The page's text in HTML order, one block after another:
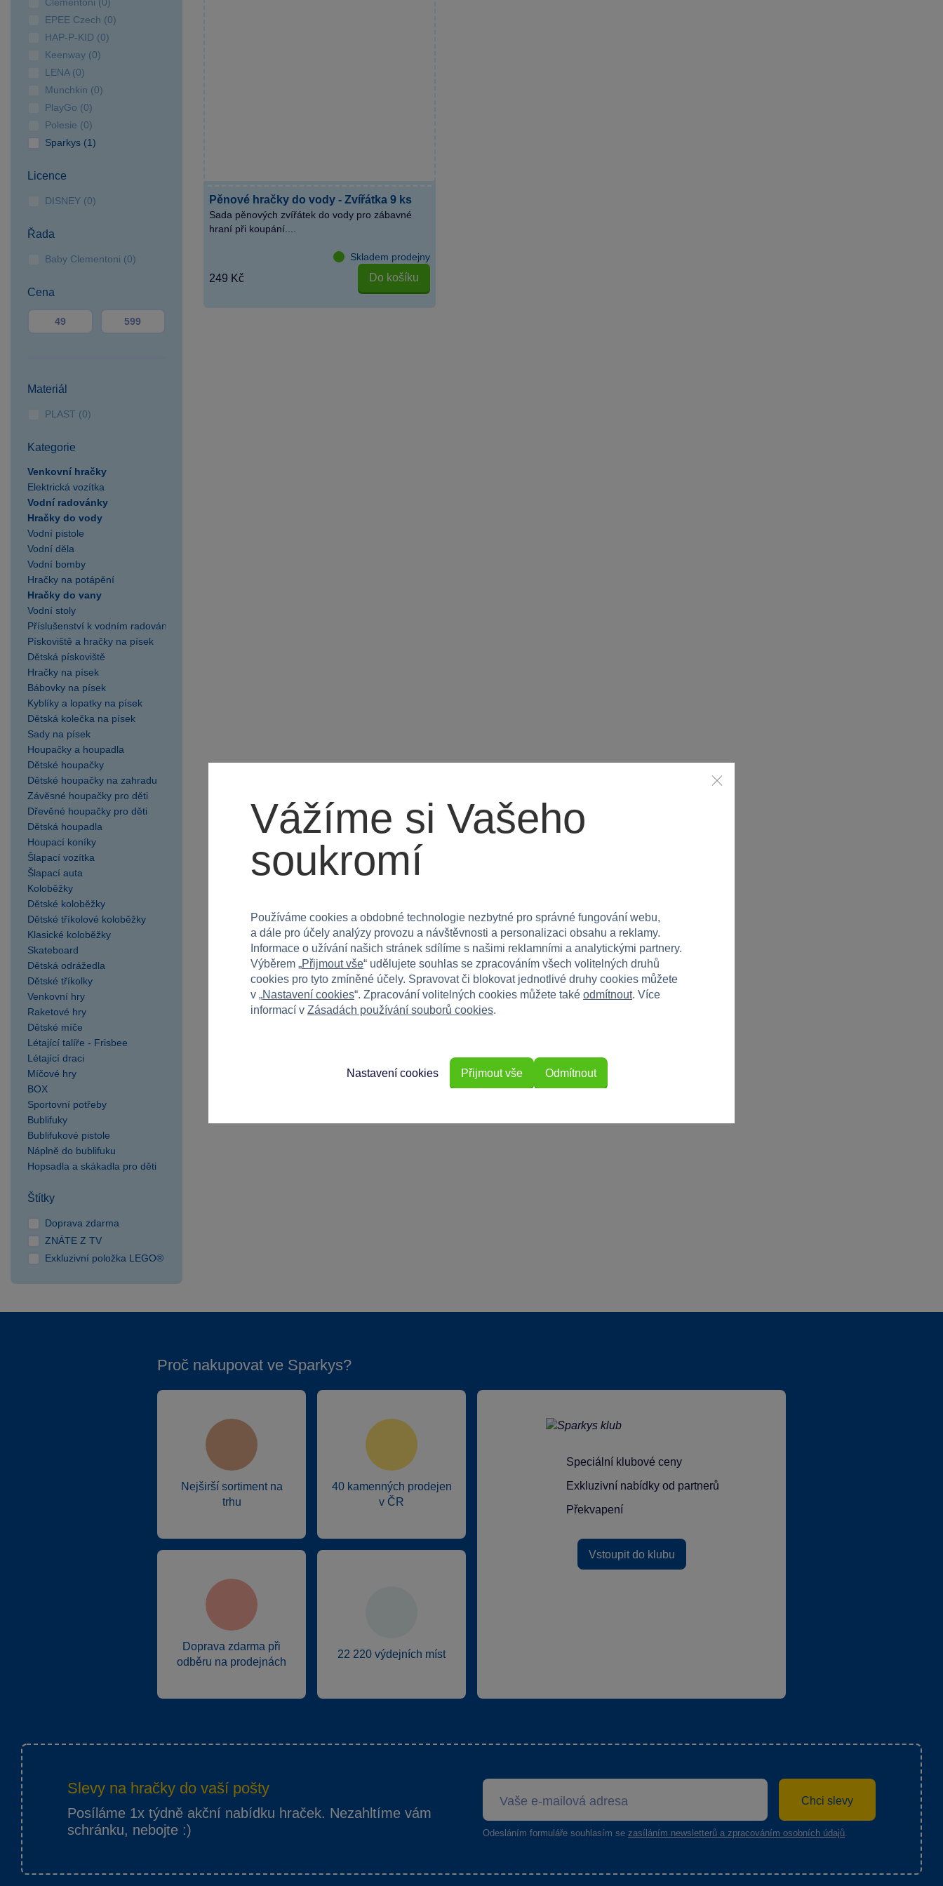
Hradec
SPARKYS Karlovy Vary
SPARKYS Klatovy
SPARKYS Liberec OC
Plaza
SPARKYS Olomouc OC
Haná
SPARKYS Opava OC
SPARKYS Ostrava
SPARKYS Ostrava Outlet
Arena Moravia
Palác
Plaza
SPARKYS Postřižín
výdejní místo
SPARKYS Praha Fashion
SPARKYS Praha Hlavní
SPARKYS Praha OC
Novo Plaza
SPARKYS Praha OC
Nový Smíchov
SPARKYS Praha OC
Quadrio
SPARKYS Praha
Palladium
SPARKYS Praha
Václavské náměstí JULIŠ
SPARKYS RP Kozomín
SPARKYS Strakonice OC
Maxim
SPARKYS Uherské
Hradiště
SPARKYS Velký Týnec
Olympia
SPARKYS Zlín OC Zlaté
Jablko
EPEE Czech (0)
HAP-P-KID (0)
Keenway (0)
LENA (0)
Munchkin (0)
PlayGo (0)
Polesie (0)
Sparkys (1)
Licence
DISNEY (0)
Řada
Baby Clementoni (0)
Cena
Materiál
PLAST (0)
Kategorie
Venkovní hračky
Elektrická vozítka
Vodní radovánky
Hračky do vody
Vodní pistole
Vodní děla
Vodní bomby
Hračky na potápění
Hračky do vany
Vodní stoly
Příslušenství k vodním radovánkám
Pískoviště a hračky na písek
Dětská pískoviště
Hračky na písek
Bábovky na písek
Kyblíky a lopatky na písek
Dětská kolečka na písek
Sady na písek
Houpačky a houpadla
Dětské houpačky
Dětské houpačky na zahradu
Závěsné houpačky pro děti
Dřevěné houpačky pro děti
Dětská houpadla
Houpací koníky
Šlapací vozítka
Šlapací auta
Koloběžky
Dětské koloběžky
Dětské tříkolové koloběžky
Klasické koloběžky
Skateboard
Dětská odrážedla
Dětské tříkolky
Venkovní hry
Raketové hry
Dětské míče
Létající talíře - Frisbee
Létající draci
Míčové hry
BOX
Sportovní potřeby
Bublifuky
Bublifukové pistole
Náplně do bublifuku
Hopsadla a skákadla pro děti
Štítky
Doprava zdarma
ZNÁTE Z TV
Exkluzivní položka LEGO®
Pěnové hračky do vody - Zvířátka 9 ks
Sada pěnových zvířátek do vody pro zábavné
hraní při koupání....
Skladem prodejny
249 Kč Do košíku
Proč nakupovat ve Sparkys?
Nejširší sortiment na
trhu
40 kamenných prodejen
v ČR
Doprava zdarma při
odběru na prodejnách
22 220 výdejních míst
Speciální klubové ceny
Exkluzivní nabídky od partnerů
Překvapení
Vstoupit do klubu
Slevy na hračky do vaší pošty
Posíláme 1x týdně akční nabídku hraček. Nezahltíme vám
schránku, nebojte :)
Chci slevy
Odesláním formuláře souhlasím se zasíláním newsletterů a zpracováním osobních údajů.
Vážíme si Vašeho
soukromí
Používáme cookies a obdobné technologie nezbytné pro správné fungování webu,
a dále pro účely analýzy provozu a návštěvnosti a personalizaci obsahu a reklamy.
Informace o užívání našich stránek sdílíme s našimi reklamními a analytickými partnery.
Výběrem „Přijmout vše“ udělujete souhlas se zpracováním všech volitelných druhů
cookies pro tyto zmíněné účely. Spravovat či blokovat jednotlivé druhy cookies můžete
v „Nastavení cookies“. Zpracování volitelných cookies můžete také odmítnout. Více
informací v Zásadách používání souborů cookies.
Odmítnout
Nastavení cookies Přijmout vše